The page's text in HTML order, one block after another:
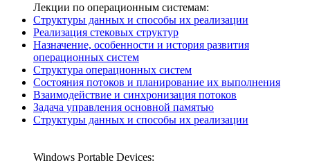
Лекции по операционным системам:
Структуры данных и способы их реализации
Реализация стековых структур
Назначение, особенности и история развития
операционных систем
Структура операционных систем
Состояния потоков и планирование их выполнения
Взаимодействие и синхронизация потоков
Задача управления основной памятью
Структуры данных и способы их реализации
Windows Portable Devices: